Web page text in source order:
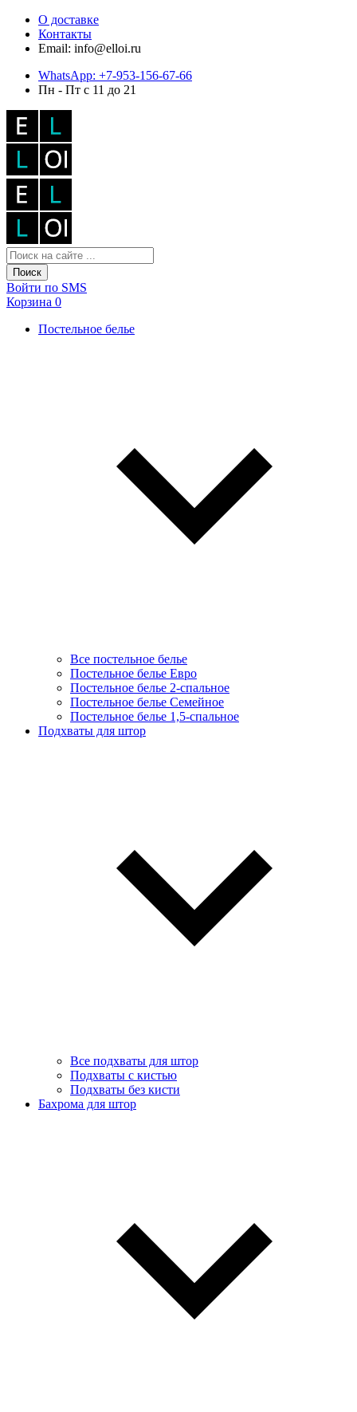
О доставке
Контакты
Email: info@elloi.ru
WhatsApp: +7-953-156-67-66
Пн - Пт с 11 до 21
Поиск
Войти по SMS
Корзина 0
Постельное белье
Все постельное белье
Постельное белье Евро
Постельное белье 2-спальное
Постельное белье Семейное
Постельное белье 1,5-спальное
Подхваты для штор
Все подхваты для штор
Подхваты с кистью
Подхваты без кисти
Бахрома для штор